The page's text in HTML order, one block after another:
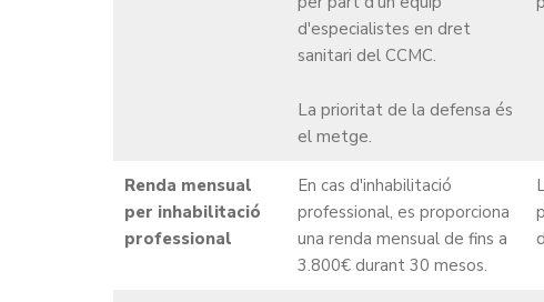
d'especialistes en dret
sanitari del CCMC.
La prioritat de la defensa és
el metge.
Renda mensual
per inhabilitació
professional
En cas d'inhabilitació
professional, es proporciona
una renda mensual de fins a
3.800€ durant 30 mesos.